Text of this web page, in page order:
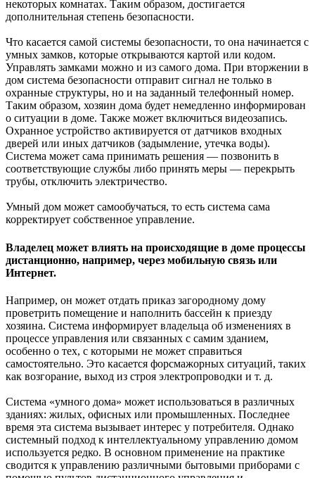
некоторых комнатах. Таким образом, достигается
дополнительная степень безопасности.
Что касается самой системы безопасности, то она начинается с
умных замков, которые открываются картой или кодом.
Управлять замками можно и из самого дома. При вторжении в
дом система безопасности отправит сигнал не только в
охранные структуры, но и на заданный телефонный номер.
Таким образом, хозяин дома будет немедленно информирован
о ситуации в доме. Также может включиться видеозапись.
Охранное устройство активируется от датчиков входных
дверей или иных датчиков (задымление, утечка воды).
Система может сама принимать решения — позвонить в
соответствующие службы либо принять меры — перекрыть
трубы, отключить электричество.
Умный дом может самообучаться, то есть система сама
корректирует собственное управление.
Владелец может влиять на происходящие в доме процессы
дистанционно, например, через мобильную связь или
Интернет.
Например, он может отдать приказ загородному дому
проветрить помещение и наполнить бассейн к приезду
хозяина. Система информирует владельца об изменениях в
процессе управления или связанных с самим зданием,
особенно о тех, с которыми не может справиться
самостоятельно. Это касается форсмажорных ситуаций, таких
как возгорание, выход из строя электропроводки и т. д.
Система «умного дома» может использоваться в различных
зданиях: жилых, офисных или промышленных. Последнее
время эта система вызывает интерес у потребителя. Однако
системный подход к интеллектуальному управлению домом
используется редко. В основном применение на практике
сводится к управлению различными бытовыми приборами с